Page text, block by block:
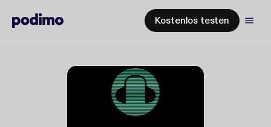
Kostenlos testen